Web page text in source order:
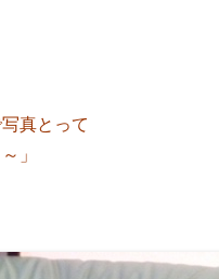
真とって
」